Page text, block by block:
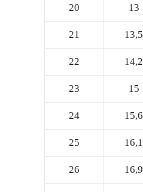
20 13
21 13,5
22 14,2
23 15
24 15,6
25 16,1
26 16,9